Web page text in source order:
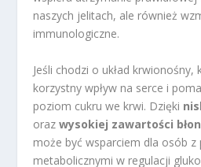
naszych jelitach, ale również
immunologiczne.
Jeśli chodzi o układ
korzystny wpływ na serce i
poziom cukru we krwi. Dzięki
orazwysokiej zawartości
może być wsparciem dla osób z
metabolicznymi w regulacji